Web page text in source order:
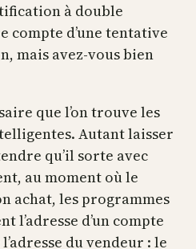
à double
d’une tentative
mais avez-vous bien
que l’on trouve les
Autant laisser
qu’il sorte avec
au moment où le
achat, les programmes
l’adresse d’un compte
du vendeur : le